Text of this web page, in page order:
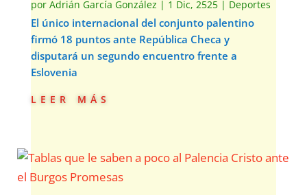
por Adrián García González | 1 Dic, 2525| Deportes
El único internacional del conjunto palentino
firmó 18 puntos ante República Checa y
disputará un segundo encuentro frente a
Eslovenia
leer más